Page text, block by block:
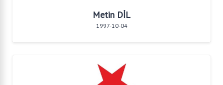
Metin DİL
1997-10-04